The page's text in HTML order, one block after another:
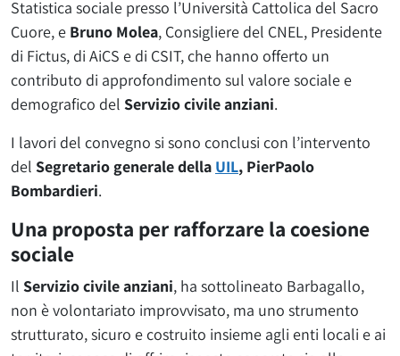
Statistica sociale presso l’Università Cattolica del Sacro
Cuore, e Bruno Molea, Consigliere del CNEL, Presidente
di Fictus, di AiCS e di CSIT, che hanno offerto un
contributo di approfondimento sul valore sociale e
demografico del Servizio civile anziani.
I lavori del convegno si sono conclusi con l’intervento
del Segretario generale della UIL, PierPaolo
Bombardieri.
Una proposta per rafforzare la coesione
sociale
Il Servizio civile anziani, ha sottolineato Barbagallo,
non è volontariato improvvisato, ma uno strumento
strutturato, sicuro e costruito insieme agli enti locali e ai